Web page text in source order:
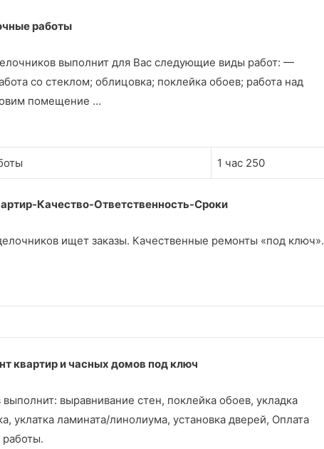
работы
выполнит для Вас следующие виды работ: —
со стеклом; облицовка; поклейка обоев; работа над
помещение …
1 час 250
Качество-Ответственность-Сроки
ищет заказы. Качественные ремонты «под ключ».
квартир и часных домов под ключ
выравнивание стен, поклейка обоев, укладка
уклатка ламината/линолиума, установка дверей, Оплата